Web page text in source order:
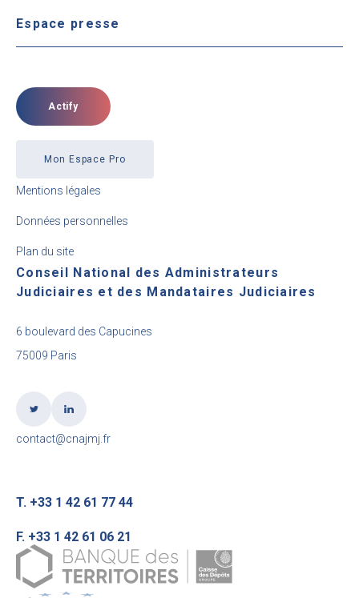
Espace presse
Actify
Mon Espace Pro
Mentions légales
Données personnelles
Plan du site
Conseil National des Administrateurs
Judiciaires et des Mandataires Judiciaires
6 boulevard des Capucines
75009 Paris
contact@cnajmj.fr
T. +33 1 42 61 77 44
F. +33 1 42 61 06 21